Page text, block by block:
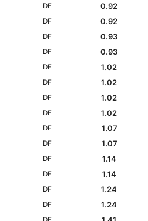
DF
0.92
DF
0.92
DF
0.93
DF
0.93
DF
1.02
DF
1.02
DF
1.02
DF
1.02
DF
1.07
DF
1.07
DF
1.14
DF
1.14
DF
1.24
DF
1.24